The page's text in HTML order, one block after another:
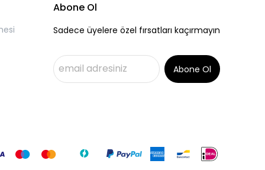
Abone Ol
Sadece üyelere özel fırsatları kaçırmayın
Abone Ol